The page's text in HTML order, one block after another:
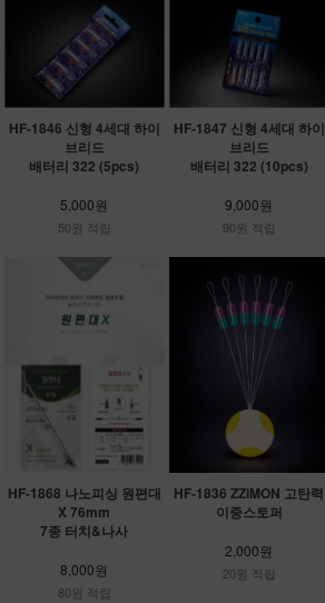
HF-1846 신형 4세대 하이
브리드
배터리 322 (5pcs)
5,000원
50원 적립
HF-1847 신형 4세대 하이
브리드
배터리 322 (10pcs)
9,000원
90원 적립
HF-1868 나노피싱 원편대
X 76mm
7종 터치&나사
8,000원
80원 적립
HF-1836 ZZiMON 고탄력
이중스토퍼
2,000원
20원 적립